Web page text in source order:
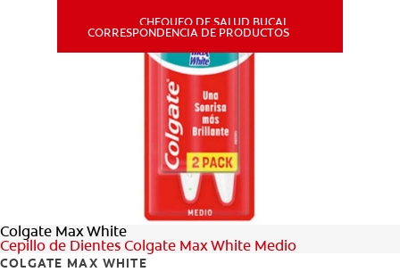
CORRESPONDENCIA DE PRODUCTOS
CHEQUEO DE SALUD BUCAL
CORRESPONDENCIA DE PRODUCTOS
Colgate Max White
Cepillo de Dientes Colgate Max White Medio
COLGATE MAX WHITE